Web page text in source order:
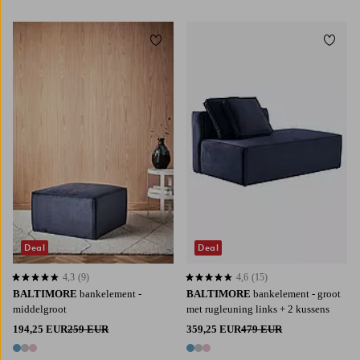
3 kleuren
BALTIMORE bankelement -
middelgroot
194,25 EUR259 EUR
3 kleuren
4,3 op basis van 9 beoordelingen
4,3 (9)
Deal
Toevoegen aan favorieten
BALTIMORE bankelement - groot
met rugleuning links + 2 kussens
359,25 EUR479 EUR
3 kleuren
4,6 op basis van 15 beoordelingen
4,6 (15)
Deal